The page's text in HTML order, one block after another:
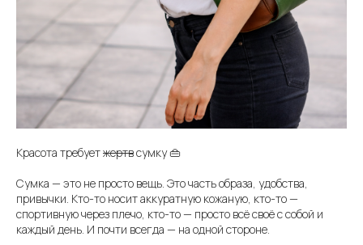
Красота требуетжертвсумку 👜
Сумка — это не просто вещь. Это часть образа, удобства,
привычки. Кто-то носит аккуратную кожаную, кто-то —
спортивную через плечо, кто-то — просто всё своё с собой и
каждый день. И почти всегда — на одной стороне.